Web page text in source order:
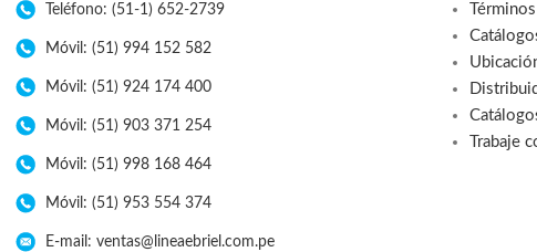
Teléfono: (51-1) 652-2739
Móvil: (51) 994 152 582
Móvil: (51) 924 174 400
Móvil: (51) 903 371 254
Móvil: (51) 998 168 464
Móvil: (51) 953 554 374
E-mail: ventas@lineaebriel.com.pe
Trabaje